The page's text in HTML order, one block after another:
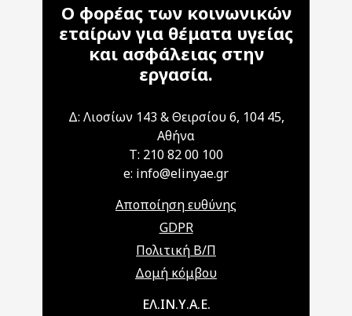
Ο φορέας των κοινωνικών
εταίρων για θέματα υγείας
και ασφάλειας στην
εργασία.
Δ: Λιοσίων 143 & Θειρσίου 6, 104 45,
Αθήνα
T: 210 82 00 100
e: info@elinyae.gr
Αποποίηση ευθύνης
GDPR
Πολιτική Β/Π
Δομή κόμβου
Main navigationΕΛ.ΙΝ.Υ.Α.Ε.